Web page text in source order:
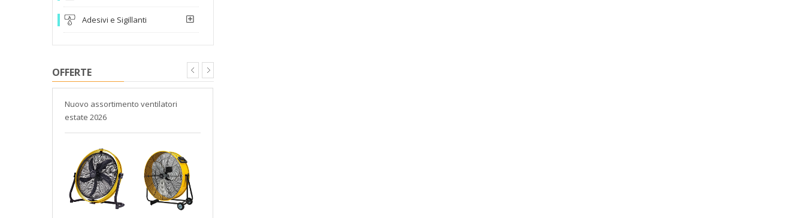
Adesivi e Sigillanti
OFFERTE
Nuovo assortimento ventilatori
estate 2026